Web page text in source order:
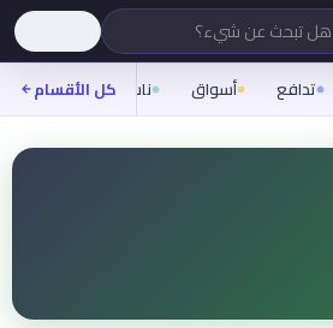
هل تبحث عن شيء؟
تدافع أسواق ناس روح
كل الأقسام